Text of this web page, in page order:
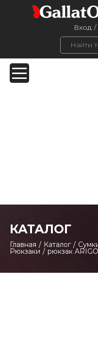
Вход /
КАТАЛОГ
Главная / Каталог /
Рюкзаки / рюкзак ARIGO